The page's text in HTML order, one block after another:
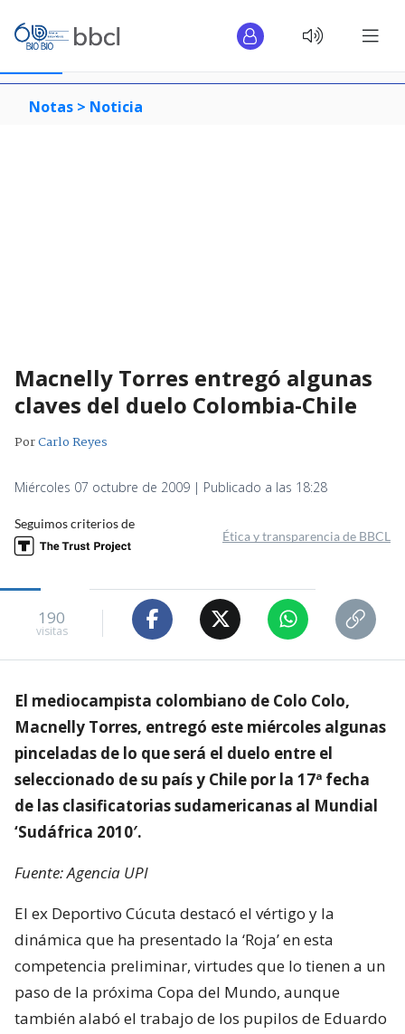
Notas > Noticia
Macnelly Torres entregó algunas
claves del duelo Colombia-Chile
PorCarlo Reyes
Miércoles 07 octubre de 2009 | Publicado a las 18:28
Seguimos criterios de
Ética y transparencia de BBCL
190
visitas
El mediocampista colombiano de Colo Colo,
Macnelly Torres, entregó este miércoles algunas
pinceladas de lo que será el duelo entre el
seleccionado de su país y Chile por la 17ª fecha
de las clasificatorias sudamericanas al Mundial
‘Sudáfrica 2010′.
Fuente: Agencia UPI
El ex Deportivo Cúcuta destacó el vértigo y la
dinámica que ha presentado la ‘Roja’ en esta
competencia preliminar, virtudes que lo tienen a un
paso de la próxima Copa del Mundo, aunque
también alabó el trabajo de los pupilos de Eduardo